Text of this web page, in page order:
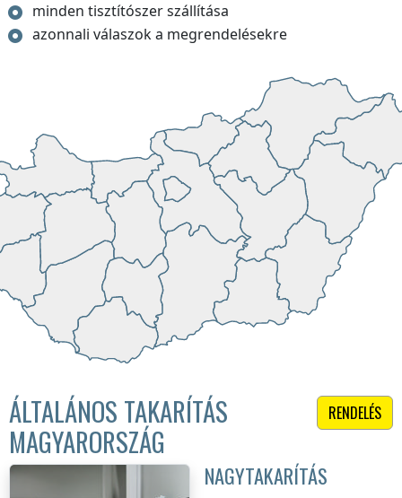
minden tisztítószer szállítása
azonnali válaszok a megrendelésekre
RENDELÉS
ÁLTALÁNOS TAKARÍTÁS
MAGYARORSZÁG
NAGYTAKARÍTÁS